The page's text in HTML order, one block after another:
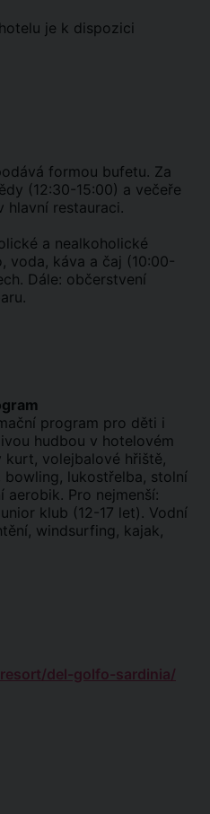
je k dispozici
formou bufetu. Za
(12:30-15:00) a večeře
hlavní restauraci.
a nealkoholické
voda, káva a čaj (10:00-
Dále: občerstvení
program pro děti i
hudbou v hotelovém
kurt, volejbalové hřiště,
lukostřelba, stolní
Pro nejmenší:
klub (12-17 let). Vodní
windsurfing, kajak,
del-golfo-sardinia/